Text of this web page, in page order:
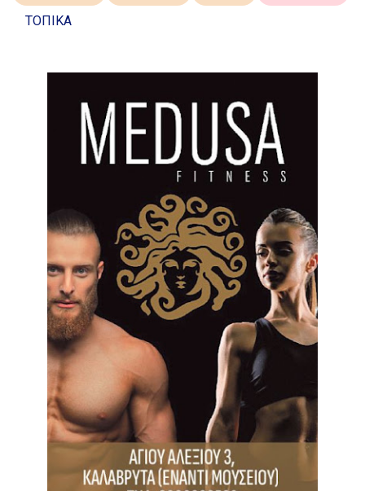
ΤΟΠΙΚΑ